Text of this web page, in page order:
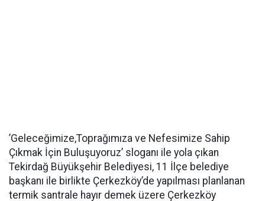
’Geleceğimize,Toprağımıza ve Nefesimize Sahip
Çıkmak İçin Buluşuyoruz’ sloganı ile yola çıkan
Tekirdağ Büyükşehir Belediyesi, 11 İlçe belediye
başkanı ile birlikte Çerkezköy’de yapılması planlanan
termik santrale hayır demek üzere Çerkezköy